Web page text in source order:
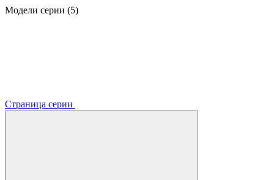
Модели серии (5)
Страница серии